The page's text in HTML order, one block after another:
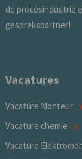
de procesindustrie
gesprekspartner!
Vacatures
Vacature Monteur
Vacature chemie
Vacature